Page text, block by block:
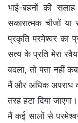
भाई-बहनों की
सकारात्मक चीजों
प्रकृति परमेश्वर का
सत्य के प्रति मेरा
बदला, तो पता नहीं
मैं और अधिक अपराध
तरह हटा दिया
मैं कई सालों से